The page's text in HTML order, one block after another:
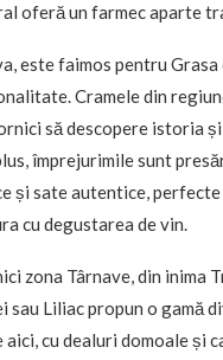
oferă un farmec aparte
este faimos pentru Grasa
Cramele din
să descopere istoria
împrejurimile sunt
și sate autentice,
cu degustarea de vin.
zona Târnave, din inima
sau Liliac propun o gamă
cu dealuri domoale și